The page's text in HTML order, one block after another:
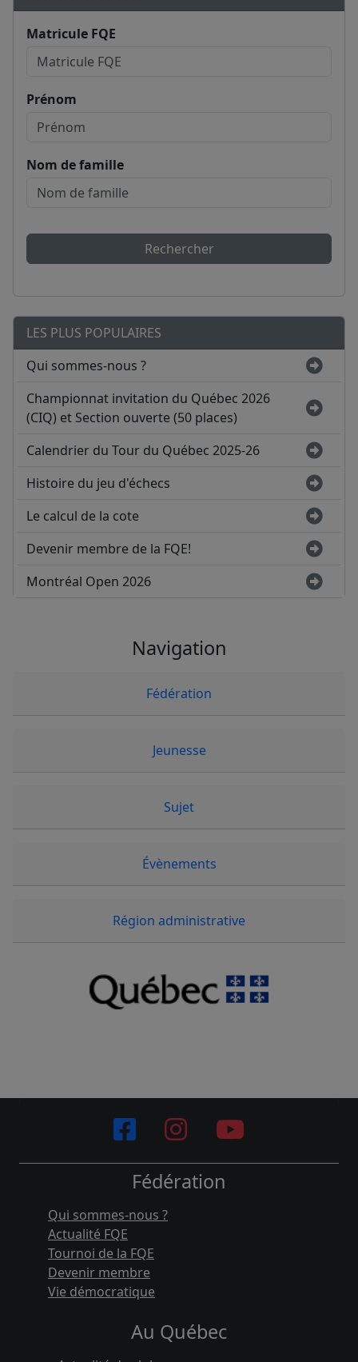
Matricule FQE
Prénom
Nom de famille
Rechercher
LES PLUS POPULAIRES
Qui sommes-nous ?
Championnat invitation du Québec 2026
(CIQ) et Section ouverte (50 places)
Calendrier du Tour du Québec 2025-26
Histoire du jeu d'échecs
Le calcul de la cote
Devenir membre de la FQE!
Montréal Open 2026
Navigation
Fédération
Jeunesse
Sujet
Évènements
Région administrative
Fédération
Qui sommes-nous ?
Actualité FQE
Tournoi de la FQE
Devenir membre
Vie démocratique
Au Québec